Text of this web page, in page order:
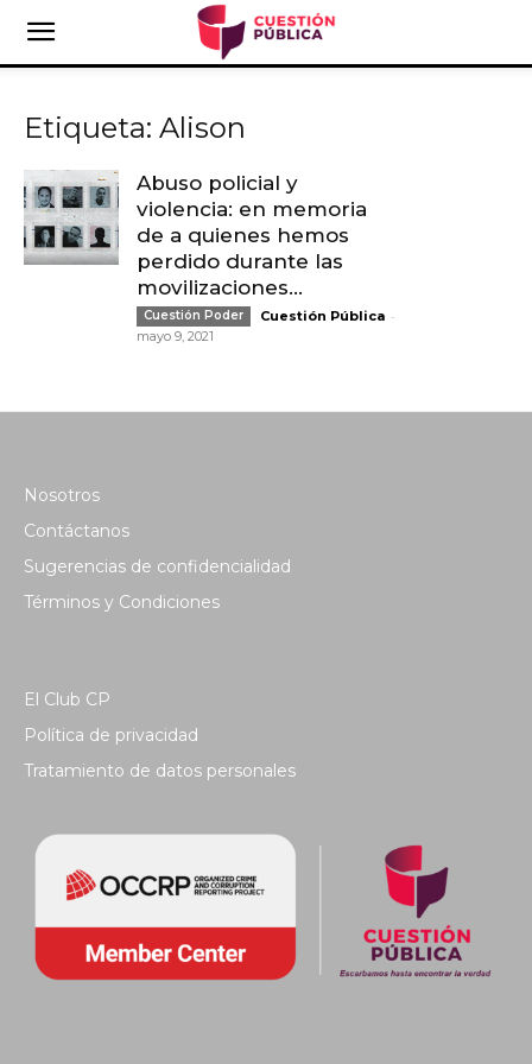
Etiqueta: Alison
Abuso policial y
violencia: en memoria
de a quienes hemos
perdido durante las
movilizaciones...
Cuestión Poder Cuestión Pública -
mayo 9, 2021
Nosotros
Contáctanos
Sugerencias de confidencialidad
Términos y Condiciones
El Club CP
Política de privacidad
Tratamiento de datos personales